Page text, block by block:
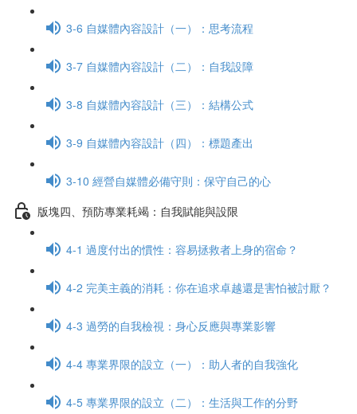
3-6 自媒體內容設計（一）：思考流程
3-7 自媒體內容設計（二）：自我設障
3-8 自媒體內容設計（三）：結構公式
3-9 自媒體內容設計（四）：標題產出
3-10 經營自媒體必備守則：保守自己的心
版塊四、預防專業耗竭：自我賦能與設限
4-1 過度付出的慣性：容易拯救者上身的宿命？
4-2 完美主義的消耗：你在追求卓越還是害怕被討厭？
4-3 過勞的自我檢視：身心反應與專業影響
4-4 專業界限的設立（一）：助人者的自我強化
4-5 專業界限的設立（二）：生活與工作的分野